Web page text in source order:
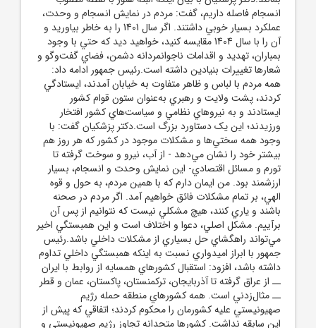
انسجام فاصله داريم، گفت: مردم در نمايش انسجام و وحدت،
عملکرد بسيار خوبي داشتند. اگر سال 1401 را به خاطر بياوريد و
آن را با سال 1404 مقايسه کنيد، خواهيد ديد که حتي با وجود
بمباران، تهديد و اقدامات ناجوانمردانه دشمن، فضاي گفت‌وگو و
شعارها تغييرات بنيادين داشته است.رئيس جمهور ادامه داد:
همه مردم با لباس‌ و ظاهر متفاوت به خيابان آمدند، ايستادگي
کردند، پشت ولايت و رهبري به‌عنوان ستون قوام کشور
ايستادند و به نيروهاي نظامي و سياست‌هاي کشور افتخار
ورزيدند؛ اين يک دستاورد بزرگ است.دکتر پزشکيان گفت: با
وجود همه سختي‌ها و مشکلات موجود در کشور که هر روز هم
بيشتر خود را نشان مي‌دهد - از آب، نيرو و سوخت گرفته تا
تورم و مسائل اقتصادي- اين نمايش وحدت و انسجام، بسيار
ارزشمند بود. من ايمان دارم که با همين مردم، به حول و قوه
الهي، بر تمام مشکلات فائق خواهيم آمد. اگر مردم در صحنه
باشند و ياري کنند، هيچ مشکلي نيست که نتوانيم از پس آن
برآييم. مشکل اصلي، دعوا و اختلاف است و اين همبستگي اخير
مي‌تواند راهگشاي حل بسياري از مشکلات داخلي باشد.رئيس
جمهور با ابراز اميدواري نسبت به اينکه همبستگي داخلي تداوم
داشته باشد، افزود: استقبال کشورهاي همسايه از روابط با ايران
ــ از عراق گرفته تا آذربايجان، ترکمنستان، پاکستان، عمان و قطر
ــ مثال‌زدني است. همه کشورهاي منطقه حمله رژيم
صهيونيستي عليه کشورمان را محکوم کردند؛ اتفاقي که پيش از
اين سابقه نداشت. کشورها متحدانه تجاوز رژيم صهيونيستي و